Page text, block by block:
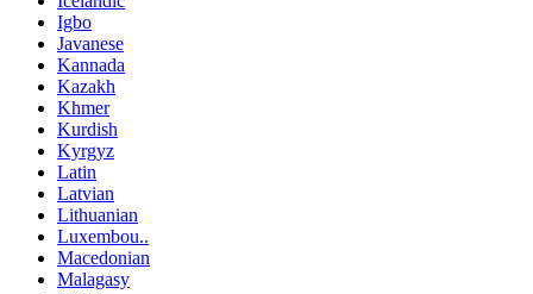
Igbo
Javanese
Kannada
Kazakh
Khmer
Kurdish
Kyrgyz
Latin
Latvian
Lithuanian
Luxembou..
Macedonian
Malagasy